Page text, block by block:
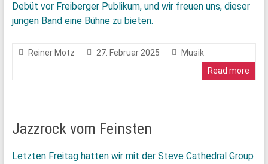
Debüt vor Freiberger Publikum, und wir freuen uns, dieser
jungen Band eine Bühne zu bieten.
Reiner Motz 27. Februar 2025
Musik
Read more
Jazzrock vom Feinsten
Letzten Freitag hatten wir mit der Steve Cathedral Group